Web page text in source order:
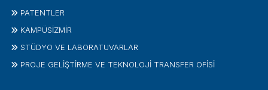
PATENTLER
KAMPÜSİZMIR
STÜDYO VE LABORATUVARLAR
PROJE GELIŞTIRME VE TEKNOLOJI TRANSFER OFISI